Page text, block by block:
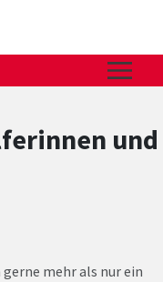
und
mehr als nur ein